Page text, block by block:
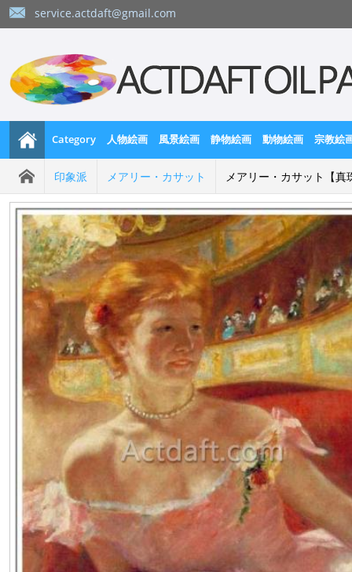
service.actdaft@gmail.com
Category 人物絵画 風景絵画 静物絵画 動物絵画 宗教絵
印象派 メアリー・カサット メアリー・カサット【